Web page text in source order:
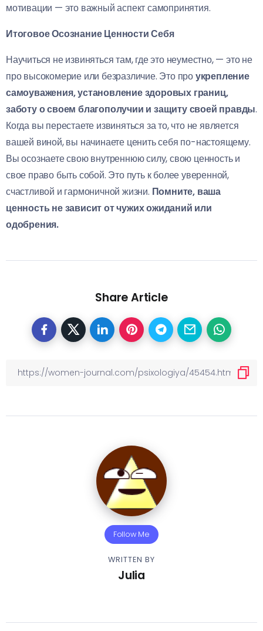
мотивации — это важный аспект самопринятия.
Итоговое Осознание Ценности Себя
Научиться не извиняться там, где это неуместно, — это не
про высокомерие или безразличие. Это проукрепление
самоуважения, установление здоровых границ,
заботу о своем благополучии и защиту своей правды.
Когда вы перестаете извиняться за то, что не является
вашей виной, вы начинаете ценить себя по-настоящему.
Вы осознаете свою внутреннюю силу, свою ценность и
свое право быть собой. Это путь к более уверенной,
счастливой и гармоничной жизни. Помните, ваша
ценность не зависит от чужих ожиданий или
одобрения.
Share Article
Follow Me
WRITTEN BY
Julia